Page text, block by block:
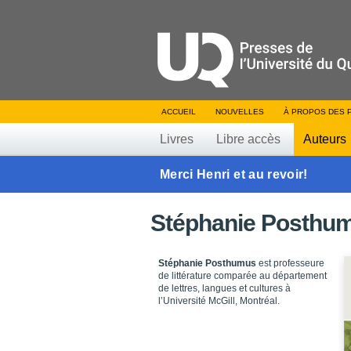
ACCUEIL NOUVELLES À PROPOS DES
Livres Libre accès Auteurs
Merci Henri et au revoir!
Stéphanie
Stéphanie Posthumus est professeure
de littérature comparée au département
de lettres, langues et cultures à
l’Université McGill, Montréal.